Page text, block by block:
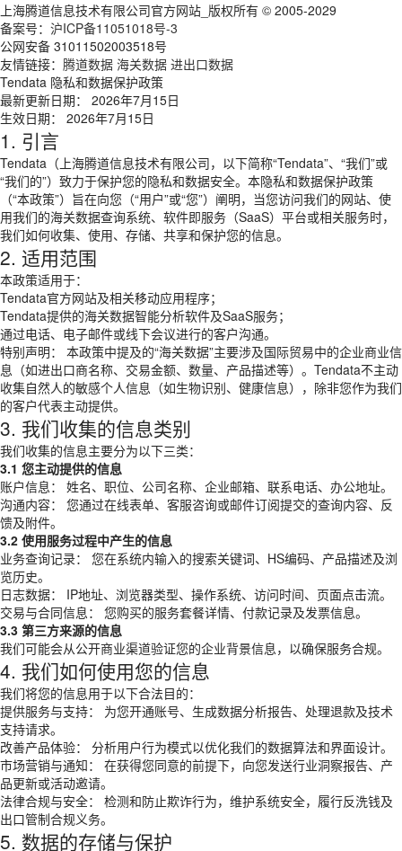
上海腾道信息技术有限公司官方网站_版权所有 © 2005-2029
备案号： 沪ICP备11051018号-3
公网安备 31011502003518号
友情链接： 腾道数据 海关数据 进出口数据
Tendata 隐私和数据保护政策
最新更新日期： 2026年7月15日
生效日期： 2026年7月15日
1. 引言
Tendata（上海腾道信息技术有限公司，以下简称“Tendata”、“我们”或
“我们的”）致力于保护您的隐私和数据安全。本隐私和数据保护政策
（“本政策”）旨在向您（“用户”或“您”）阐明，当您访问我们的网站、使
用我们的海关数据查询系统、软件即服务（SaaS）平台或相关服务时，
我们如何收集、使用、存储、共享和保护您的信息。
2. 适用范围
本政策适用于：
Tendata官方网站及相关移动应用程序；
Tendata提供的海关数据智能分析软件及SaaS服务；
通过电话、电子邮件或线下会议进行的客户沟通。
特别声明： 本政策中提及的“海关数据”主要涉及国际贸易中的企业商业信
息（如进出口商名称、交易金额、数量、产品描述等）。Tendata不主动
收集自然人的敏感个人信息（如生物识别、健康信息），除非您作为我们
的客户代表主动提供。
3. 我们收集的信息类别
我们收集的信息主要分为以下三类：
3.1 您主动提供的信息
账户信息： 姓名、职位、公司名称、企业邮箱、联系电话、办公地址。
沟通内容： 您通过在线表单、客服咨询或邮件订阅提交的查询内容、反
馈及附件。
3.2 使用服务过程中产生的信息
业务查询记录： 您在系统内输入的搜索关键词、HS编码、产品描述及浏
览历史。
日志数据： IP地址、浏览器类型、操作系统、访问时间、页面点击流。
交易与合同信息： 您购买的服务套餐详情、付款记录及发票信息。
3.3 第三方来源的信息
我们可能会从公开商业渠道验证您的企业背景信息，以确保服务合规。
4. 我们如何使用您的信息
我们将您的信息用于以下合法目的：
提供服务与支持： 为您开通账号、生成数据分析报告、处理退款及技术
支持请求。
改善产品体验： 分析用户行为模式以优化我们的数据算法和界面设计。
市场营销与通知： 在获得您同意的前提下，向您发送行业洞察报告、产
品更新或活动邀请。
法律合规与安全： 检测和防止欺诈行为，维护系统安全，履行反洗钱及
出口管制合规义务。
5. 数据的存储与保护